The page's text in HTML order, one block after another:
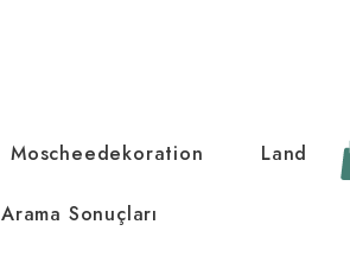
Moscheedekoration Land
Arama Sonuçları